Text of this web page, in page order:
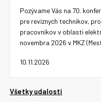
10.11.2026
Pozývame Vás na 70.
pre revíznych technikov,
pracovníkov v oblasti
novembra 2026 v MKZ
Všetky udalosti